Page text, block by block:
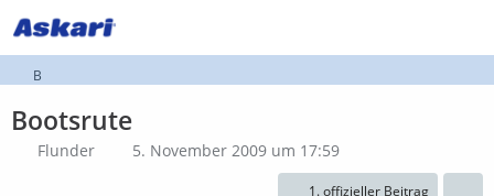
B
Bootsrute
Flunder 5. November 2009 um 17:59
1. offizieller Beitrag